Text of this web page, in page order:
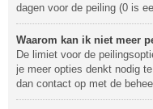
dagen voor de peiling (0 is
Waarom kan ik niet meer
De limiet voor de
je meer opties denkt nodig
dan contact op met de